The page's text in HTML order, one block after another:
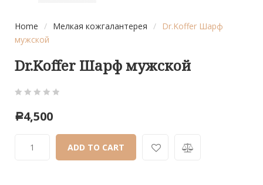
Home / Мелкая кожгалантерея /
Dr.Koffer Шарф
мужской
Dr.Koffer Шарф мужской
out
based
Р4,500
ADD TO CART